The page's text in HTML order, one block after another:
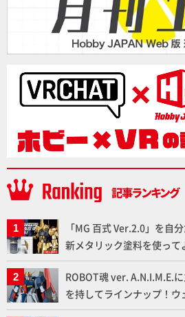
「MG 百式 Ver.2.0」を自
新メタリック塗料を使っ
りに!!【試し読み】
ROBOT魂 ver. A.N.I.M.E.
を持してラインナップ！
劇中どおりのプロポーシ